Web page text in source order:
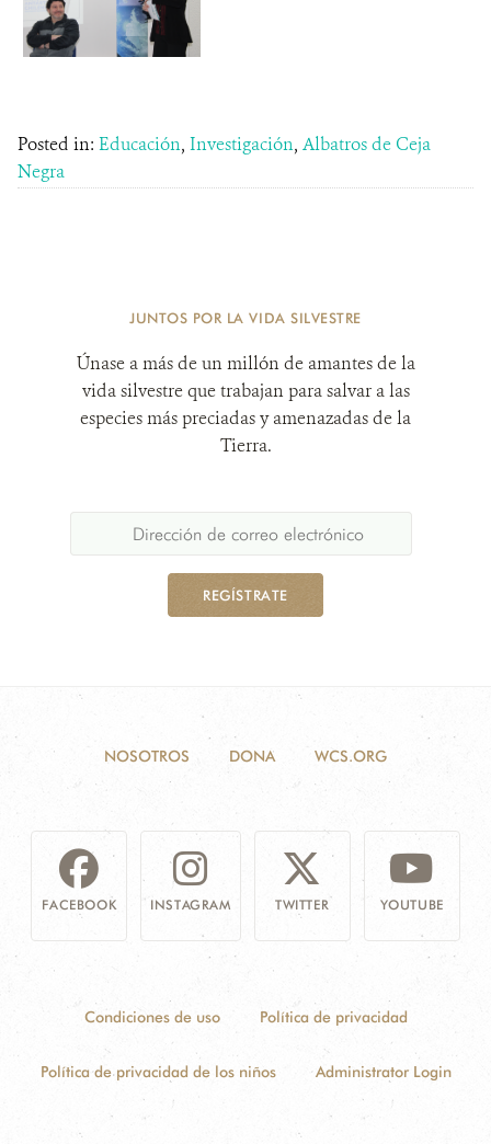
Posted in: Educación, Investigación, Albatros de Ceja
Negra
JUNTOS POR LA VIDA SILVESTRE
Únase a más de un millón de amantes de la
vida silvestre que trabajan para salvar a las
especies más preciadas y amenazadas de la
Tierra.
REGÍSTRATE
NOSOTROS DONA WCS.ORG
FACEBOOK INSTAGRAM TWITTER YOUTUBE
Condiciones de uso Política de privacidad
Política de privacidad de los niños Administrator Login